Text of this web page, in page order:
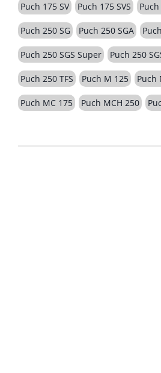
Puch 175 SV Puch 175 SVS
Puch 250 SG Puch 250 SGA
Puch 250 SGS Super Puch 250
Puch 250 TFS Puch M 125 Puch
Puch MC 175 Puch MCH 250